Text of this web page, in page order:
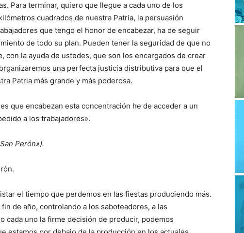
Para terminar, quiero que llegue a cada uno de los
cuadrados de nuestra Patria, la persuasión
que tengo el honor de encabezar, ha de seguir
de todo su plan. Pueden tener la seguridad de que no
con la ayuda de ustedes, que son los encargados de crear
una perfecta justicia distributiva para que el
Patria más grande y más poderosa.
que encabezan esta concentración he de acceder a un
a los trabajadores».
Perón»).
el tiempo que perdemos en las fiestas produciendo más.
de año, controlando a los saboteadores, a las
cada uno la firme decisión de producir, podemos